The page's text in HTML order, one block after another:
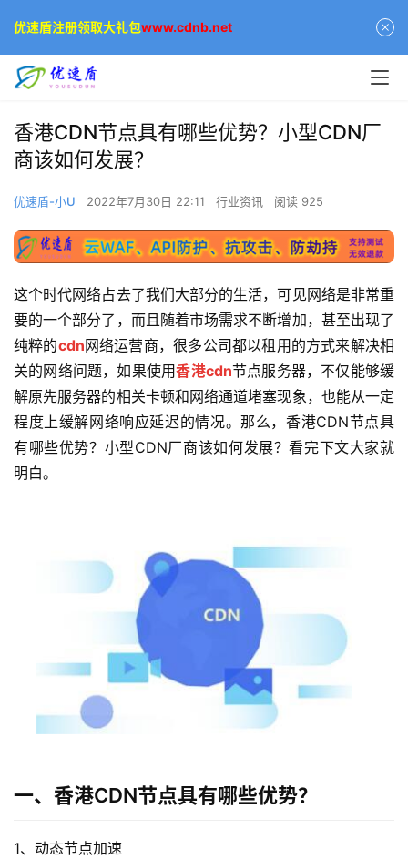
香港CDN节点具有哪些优势？小型CDN厂
商该如何发展？
优速盾-小U 2022年7月30日 22:11 行业资讯 阅读 925
这个时代网络占去了我们大部分的生活，可见网络是非常重
要的一个部分了，而且随着市场需求不断增加，甚至出现了
纯粹的cdn网络运营商，很多公司都以租用的方式来解决相
关的网络问题，如果使用香港cdn节点服务器，不仅能够缓
解原先服务器的相关卡顿和网络通道堵塞现象，也能从一定
程度上缓解网络响应延迟的情况。那么，香港CDN节点具
有哪些优势？小型CDN厂商该如何发展？看完下文大家就
明白。
一、香港CDN节点具有哪些优势？
1、动态节点加速
优速盾注册领取大礼包www.cdnb.net